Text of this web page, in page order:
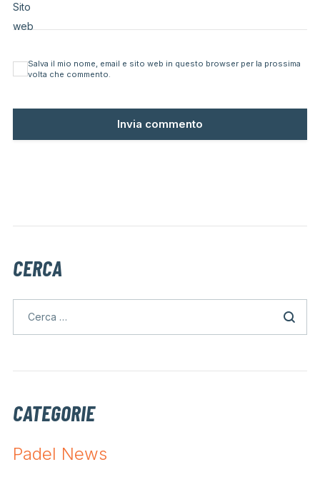
Sito
web
Salva il mio nome, email e sito web in questo browser per la prossima
volta che commento.
CERCA
CATEGORIE
Padel News